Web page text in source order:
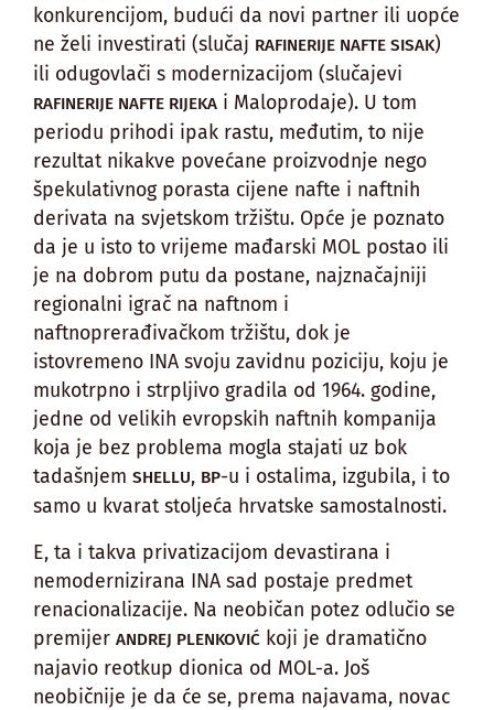
konkurencijom, budući da novi partner ili uopće
ne želi investirati (slučaj RAFINERIJE NAFTE SISAK)
ili odugovlači s modernizacijom (slučajevi
RAFINERIJE NAFTE RIJEKA i Maloprodaje). U tom
periodu prihodi ipak rastu, međutim, to nije
rezultat nikakve povećane proizvodnje nego
špekulativnog porasta cijene nafte i naftnih
derivata na svjetskom tržištu. Opće je poznato
da je u isto to vrijeme mađarski MOL postao ili
je na dobrom putu da postane, najznačajniji
regionalni igrač na naftnom i
naftnoprerađivačkom tržištu, dok je
istovremeno INA svoju zavidnu poziciju, koju je
mukotrpno i strpljivo gradila od 1964. godine,
jedne od velikih evropskih naftnih kompanija
koja je bez problema mogla stajati uz bok
tadašnjem SHELLU, BP-u i ostalima, izgubila, i to
samo u kvarat stoljeća hrvatske samostalnosti.
E, ta i takva privatizacijom devastirana i
nemodernizirana INA sad postaje predmet
renacionalizacije. Na neobičan potez odlučio se
premijer ANDREJ PLENKOVIĆ koji je dramatično
najavio reotkup dionica od MOL-a. Još
neobičnije je da će se, prema najavama, novac